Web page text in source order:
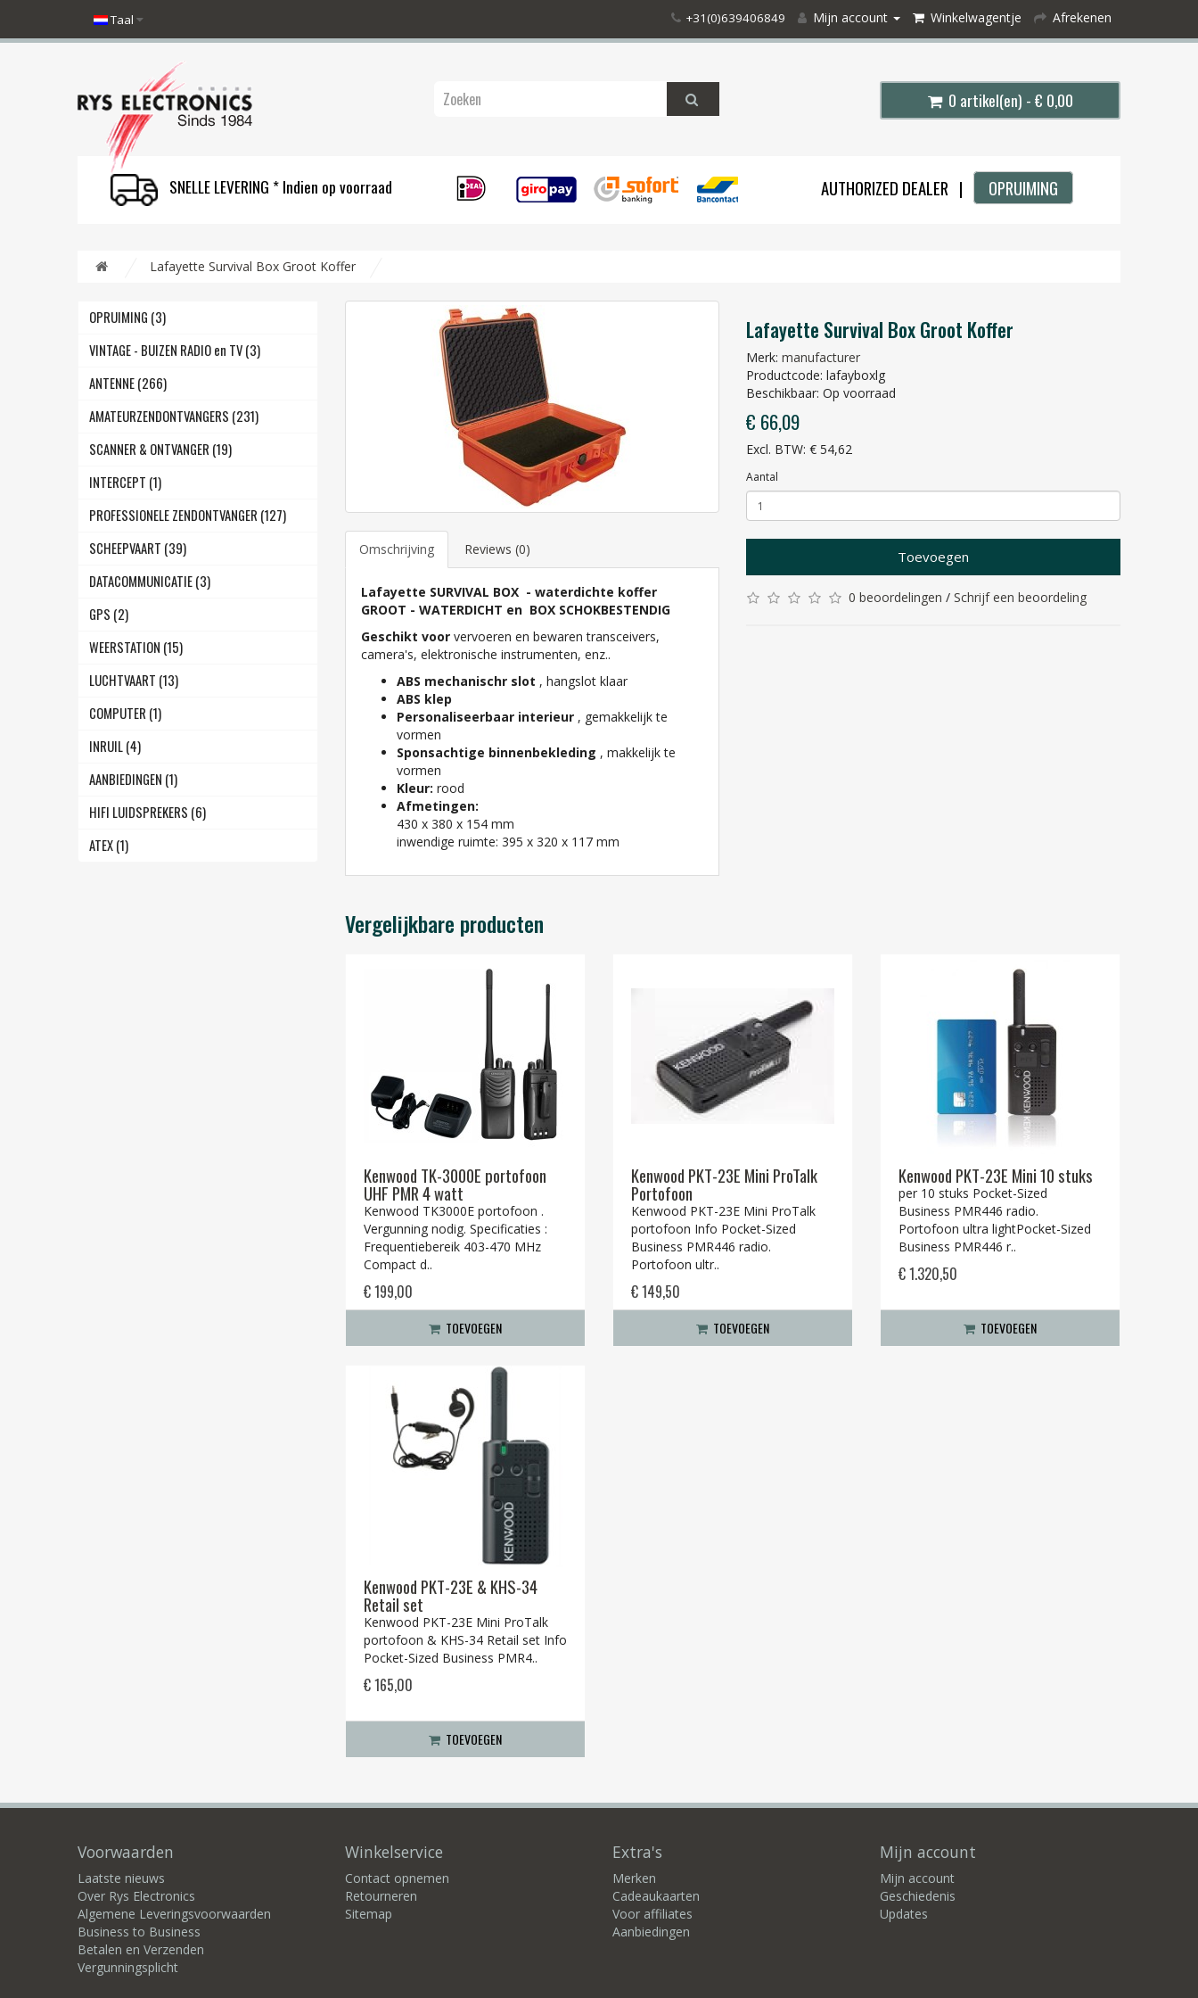
Taal +31(0)639406849 Mijn account Winkelwagentje Afrekenen
0 artikel(en) - € 0,00
SNELLE LEVERING * Indien op voorraad AUTHORIZED DEALER | OPRUIMING
Lafayette Survival Box Groot Koffer
OPRUIMING (3)
VINTAGE - BUIZEN RADIO en TV (3)
ANTENNE (266)
AMATEURZENDONTVANGERS (231)
SCANNER & ONTVANGER (19)
INTERCEPT (1)
PROFESSIONELE ZENDONTVANGER (127)
SCHEEPVAART (39)
DATACOMMUNICATIE (3)
GPS (2)
WEERSTATION (15)
LUCHTVAART (13)
COMPUTER (1)
INRUIL (4)
AANBIEDINGEN (1)
HIFI LUIDSPREKERS (6)
ATEX (1)
Omschrijving Reviews (0)
Lafayette SURVIVAL BOX - waterdichte koffer
GROOT - WATERDICHT en BOX SCHOKBESTENDIG
Geschikt voor vervoeren en bewaren transceivers,
camera's, elektronische instrumenten, enz..
ABS mechanischr slot , hangslot klaar
ABS klep
Personaliseerbaar interieur , gemakkelijk te
vormen
Sponsachtige binnenbekleding , makkelijk te
vormen
Kleur: rood
Afmetingen:
430 x 380 x 154 mm
inwendige ruimte: 395 x 320 x 117 mm
Lafayette Survival Box Groot Koffer
Merk: manufacturer
Productcode: lafayboxlg
Beschikbaar: Op voorraad
€ 66,09
Excl. BTW: € 54,62
Aantal
Toevoegen
0 beoordelingen / Schrijf een beoordeling
Vergelijkbare producten
Kenwood TK-3000E portofoon
UHF PMR 4 watt
Kenwood TK3000E portofoon .
Vergunning nodig. Specificaties :
Frequentiebereik 403-470 MHz
Compact d..
€ 199,00
TOEVOEGEN
Kenwood PKT-23E Mini ProTalk
Portofoon
Kenwood PKT-23E Mini ProTalk
portofoon Info Pocket-Sized
Business PMR446 radio.
Portofoon ultr..
€ 149,50
TOEVOEGEN
Kenwood PKT-23E Mini 10 stuks
per 10 stuks Pocket-Sized
Business PMR446 radio.
Portofoon ultra lightPocket-Sized
Business PMR446 r..
€ 1.320,50
TOEVOEGEN
Kenwood PKT-23E & KHS-34
Retail set
Kenwood PKT-23E Mini ProTalk
portofoon & KHS-34 Retail set Info
Pocket-Sized Business PMR4..
€ 165,00
TOEVOEGEN
Voorwaarden
Laatste nieuws
Over Rys Electronics
Algemene Leveringsvoorwaarden
Business to Business
Betalen en Verzenden
Vergunningsplicht
Winkelservice
Contact opnemen
Retourneren
Sitemap
Extra's
Merken
Cadeaukaarten
Voor affiliates
Aanbiedingen
Mijn account
Mijn account
Geschiedenis
Updates